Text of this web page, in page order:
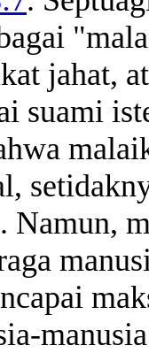
jahat,
suami
Namun,